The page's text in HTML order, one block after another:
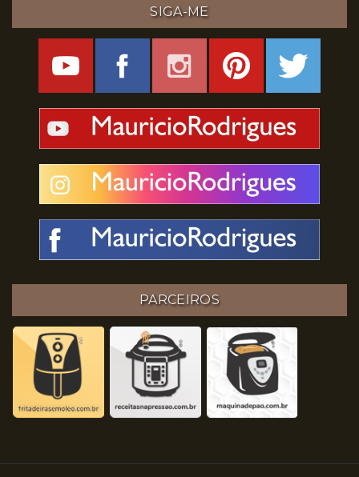
SIGA-ME
PARCEIROS